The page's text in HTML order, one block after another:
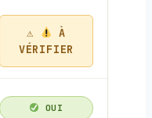
À
VÉRIFIER
OUI